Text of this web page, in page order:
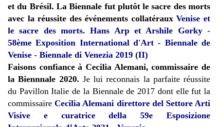
et du Brésil. La Biennale fut plutôt le sacre des morts
avec la réussite des événements collatérauxVenise et
le sacre des morts. Hans Arp et Arshile Gorky -
58ème Exposition International d'Art - Biennale de
Venise - Biennale di Venezia 2019 (II)
Faisons confiance à Cecilia Alemani, commissaire de
la Biennnale 2020. Je lui reconnais la parfaite réussite
du Pavillon Italie de la Biennale de 2017 dont elle fut la
commissaire Cecilia Alemani direttore del Settore Arti
Visive e curatrice della 59e Esposizione